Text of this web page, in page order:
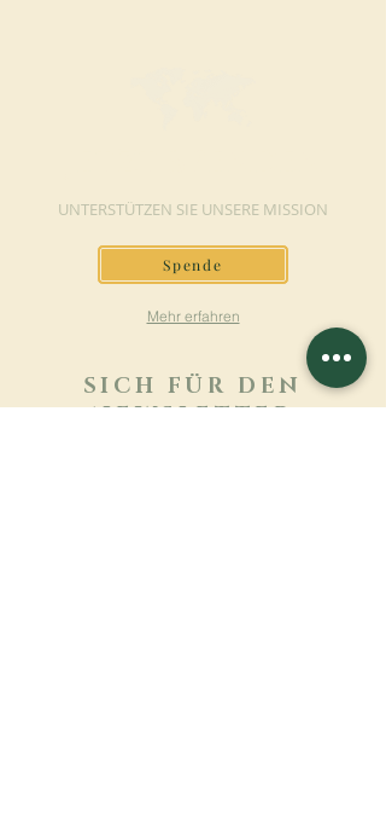
UNTERSTÜTZEN SIE UNSERE MISSION
Spende
Mehr erfahren
SICH FÜR DEN
NEWSLETTER